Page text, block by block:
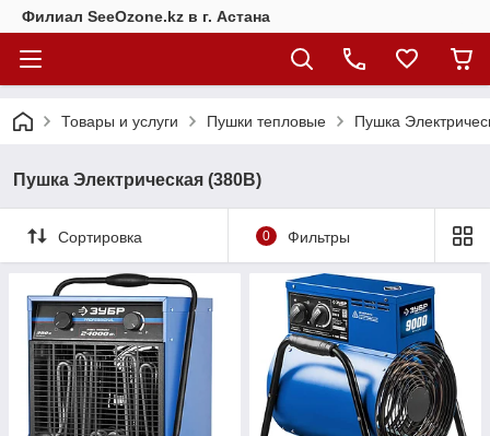
Филиал SeeOzone.kz в г. Астана
Товары и услуги Пушки тепловые Пушка
Пушка Электрическая (380В)
Сортировка 0 Фильтры